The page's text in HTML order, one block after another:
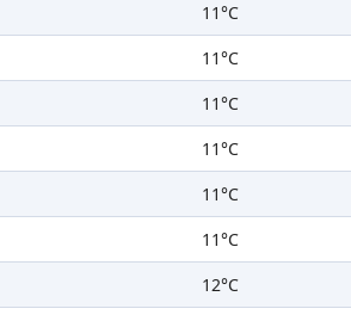
11°C
11°C
11°C
11°C
11°C
11°C
12°C